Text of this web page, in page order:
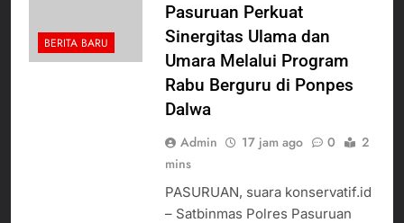
BERITA BARU
Pasuruan Perkuat
Sinergitas Ulama dan
Umara Melalui Program
Rabu Berguru di Ponpes
Dalwa
Admin 17 jam ago 0
2
mins
PASURUAN, suara konservatif.id
– Satbinmas Polres Pasuruan